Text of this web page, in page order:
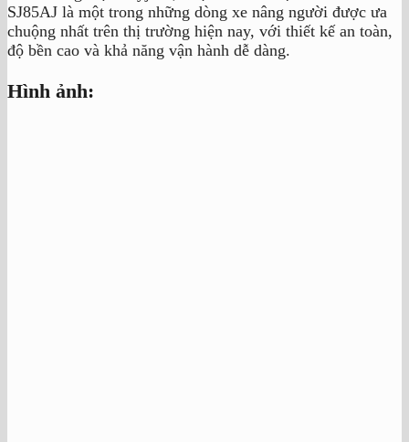
SJ85AJ là một trong những dòng xe nâng người được ưa
chuộng nhất trên thị trường hiện nay, với thiết kế an toàn,
độ bền cao và khả năng vận hành dễ dàng.
Hình ảnh: